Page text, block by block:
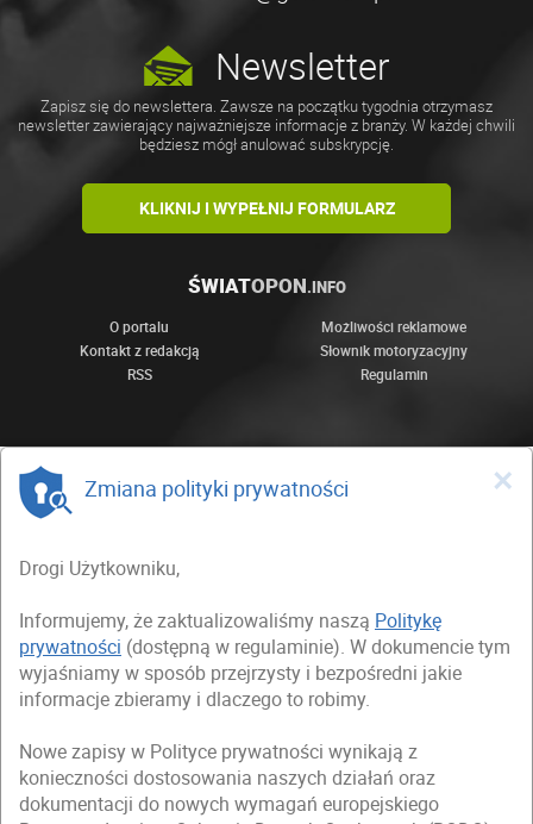
Newsletter
Zapisz się do newslettera. Zawsze na początku tygodnia otrzymasz
newsletter zawierający najważniejsze informacje z branży. W każdej chwili
będziesz mógł anulować subskrypcję.
KLIKNIJ I WYPEŁNIJ FORMULARZ
ŚWIATOPON.INFO
O portalu
Możliwości reklamowe
Kontakt z redakcją
Słownik motoryzacyjny
RSS
Regulamin
×
Zmiana polityki prywatności
Drogi Użytkowniku,
Informujemy, że zaktualizowaliśmy naszą Politykę
prywatności (dostępną w regulaminie). W dokumencie tym
wyjaśniamy w sposób przejrzysty i bezpośredni jakie
informacje zbieramy i dlaczego to robimy.
Nowe zapisy w Polityce prywatności wynikają z
konieczności dostosowania naszych działań oraz
dokumentacji do nowych wymagań europejskiego